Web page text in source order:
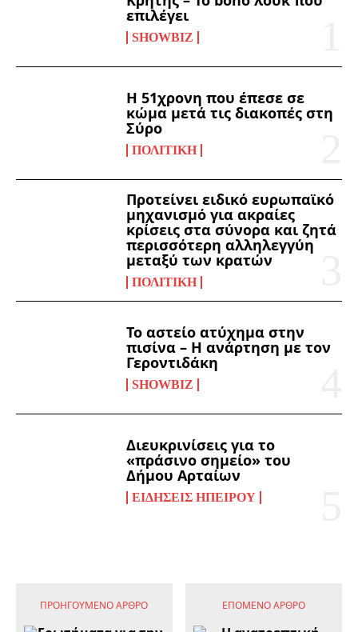
επιλέγει
SHOWBIZ
Η 51χρονη που έπεσε σε
κώμα μετά τις διακοπές στη
Σύρο
ΠΟΛΙΤΙΚΉ
Προτείνει ειδικό ευρωπαϊκό
μηχανισμό για ακραίες
κρίσεις στα σύνορα και ζητά
περισσότερη αλληλεγγύη
μεταξύ των κρατών
ΠΟΛΙΤΙΚΉ
Το αστείο ατύχημα στην
πισίνα – Η ανάρτηση με τον
Γεροντιδάκη
SHOWBIZ
Διευκρινίσεις για το
«πράσινο σημείο» του
Δήμου Αρταίων
ΕΙΔΉΣΕΙΣ ΗΠΕΊΡΟΥ
ΠΡΟΗΓΟΎΜΕΝΟ ΆΡΘΡΟ ΕΠΌΜΕΝΟ ΆΡΘΡΟ